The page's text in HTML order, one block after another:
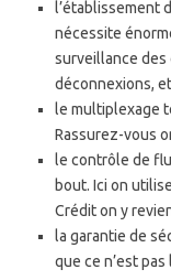
l’établissement
nécessite
surveillance des
déconnexions,
le multiplexage
Rassurez-vous
le contrôle de
bout. Ici on
Crédit on y
la garantie de
que ce n’est pas